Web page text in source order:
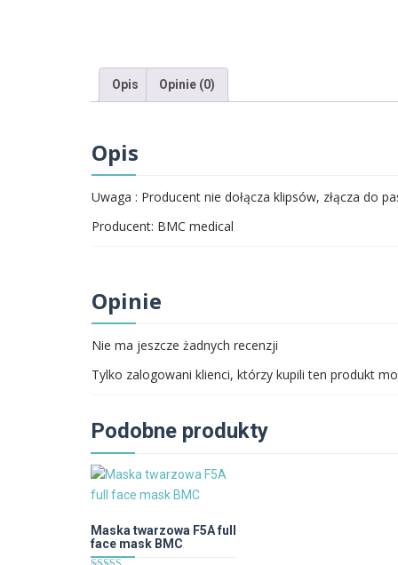
Opis Opinie (0)
Opis
Uwaga : Producent nie dołącza klipsów, złącza do
Producent: BMC medical
Opinie
Nie ma jeszcze żadnych recenzji
Tylko zalogowani klienci, którzy kupili ten produkt
Podobne produkty
Maska twarzowa F5A full
face mask BMC